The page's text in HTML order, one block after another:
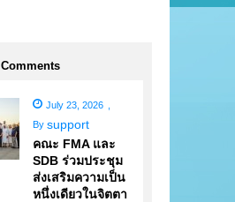
Comments
July 23, 2026
By support
คณะ FMA และ
SDB ร่วมประชุม
ส่งเสริมความเป็น
หนึ่งเดียวในจิตตา